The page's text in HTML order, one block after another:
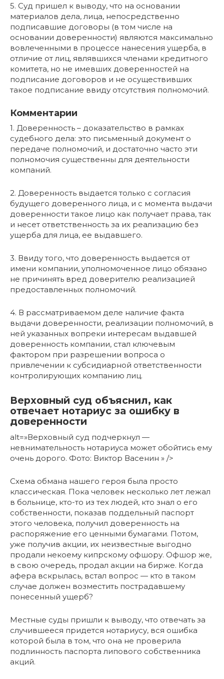
5. Суд пришел к выводу, что на основании
материалов дела, лица, непосредственно
подписавшие договоры (в том числе на
основании доверенности) являются максимально
вовлеченными в процессе нанесения ущерба, в
отличие от лиц, являвшихся членами кредитного
комитета, но не имевших доверенностей на
подписание договоров и не осуществивших
такое подписание ввиду отсутствия полномочий.
Комментарии
1. Доверенность – доказательство в рамках
судебного дела: это письменный документ о
передаче полномочий, и достаточно часто эти
полномочия существенны для деятельности
компаний.
2. Доверенность выдается только с согласия
будущего доверенного лица, и с момента выдачи
доверенности такое лицо как получает права, так
и несет ответственность за их реализацию без
ущерба для лица, ее выдавшего.
3. Ввиду того, что доверенность выдается от
имени компании, уполномоченное лицо обязано
не причинять вред доверителю реализацией
предоставленных полномочий.
4. В рассматриваемом деле наличие факта
выдачи доверенности, реализации полномочий, в
ней указанных вопреки интересам выдавшей
доверенность компании, стал ключевым
фактором при разрешении вопроса о
привлечении к субсидиарной ответственности
контролирующих компанию лиц.
Верховный суд объяснил, как
отвечает нотариус за ошибку в
доверенности
alt=»Верховный суд подчеркнул —
невнимательность нотариуса может обойтись ему
очень дорого. Фото: Виктор Васенин » />
Схема обмана нашего героя была просто
классическая. Пока человек несколько лет лежал
в больнице, кто-то из тех людей, кто знал о его
собственности, показав поддельный паспорт
этого человека, получил доверенность на
распоряжение его ценными бумагами. Потом,
уже получив акции, их неизвестные выгодно
продали некоему кипрскому офшору. Офшор же,
в свою очередь, продал акции на бирже. Когда
афера вскрылась, встал вопрос — кто в таком
случае должен возместить пострадавшему
понесенный ущерб?
Местные суды пришли к выводу, что отвечать за
случившееся придется нотариусу, вся ошибка
которой была в том, что она не проверила
подлинность паспорта липового собственника
акций.